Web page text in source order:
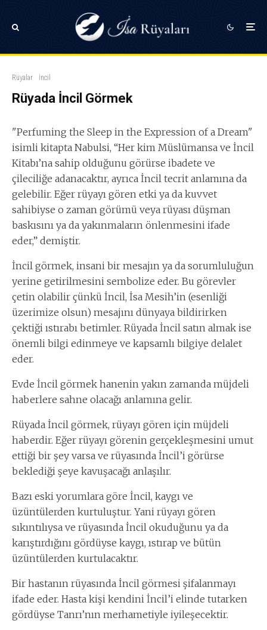
Rüyalar İncil
Rüyada İncil Görmek
"Perfuming the Sleep in the Expression of a Dream"
isimli kitapta Nabulsi, “Her kim Müslümansa ve İncil
Kitabı’na sahip olduğunu görürse ibadete ve
çileciliğe adanacaktır, ayrıca İncil tecrit anlamına da
gelebilir. Eğer rüyayı gören etki ya da kuvvet
sahibiyse o zaman görümü veya rüyası düşman
baskısını ya da yakınmaların önlenmesini ifade
eder,” demiştir.
İncil görmek, insani bir mesajın ya da sorumluluğun
yerine getirilmesini sembolize eder. Bu görevler
çetin olabilir çünkü İncil, İsa Mesih’in (esenliği
üzerimize olsun) mesajını dünyaya bildirirken
çektiği ıstırabı betimler. Rüyada İncil satın almak ise
önemli bilgi edinmeye ve kapsamlı bilgiye delalet
eder.
Evde İncil görmek hanenin yakın zamanda müjdeli
haberlere sahne olacağı anlamına gelir.
Rüyada İncil görmek, rüyayı gören için müjdeli
haberdir. Eğer rüyayı görenin gerçekleşmesini umut
ettiği bir şey varsa ve rüyasında İncil’i görürse
beklediği şeye kavuşacağı anlaşılır.
Bazı eski yorumlara göre İncil, kaygı ve
üzüntülerden kurtuluştur. Yani rüyayı gören
sıkıntılıysa ve rüyasında İncil okuduğunu ya da
karıştırdığını gördüyse kaygı, ıstırap ve bütün
üzüntülerden kurtulacaktır.
Bir hastanın rüyasında İncil görmesi şifalanmayı
ifade eder. Hasta kişi kendini İncil’i elinde tutarken
gördüyse Tanrı’nın merhametiyle iyileşecektir.